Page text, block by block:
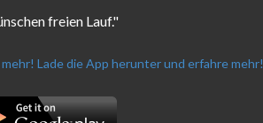
freien Lauf."
Lade die App herunter und erfahre mehr!